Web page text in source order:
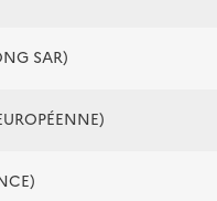
SAR)